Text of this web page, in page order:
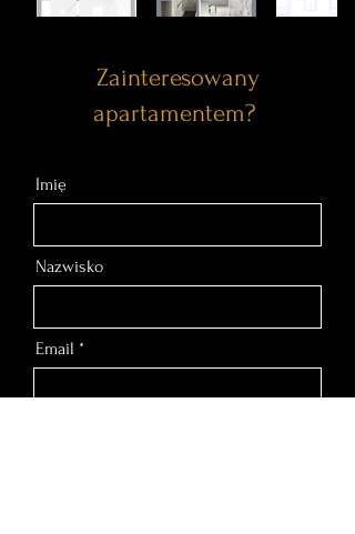
Zainteresowany
apartamentem?
Imię
Nazwisko
Email